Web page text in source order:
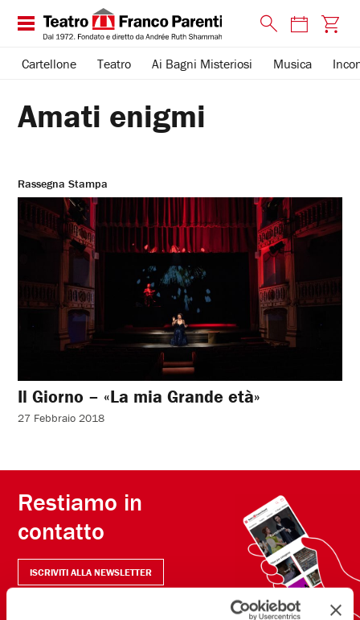
Cartellone Teatro Ai Bagni Misteriosi Musica
Amati enigmi
Rassegna Stampa
Il Giorno – «La mia Grande età»
27 Febbraio 2018
Restiamo in
contatto
ISCRIVITI ALLA NEWSLETTER